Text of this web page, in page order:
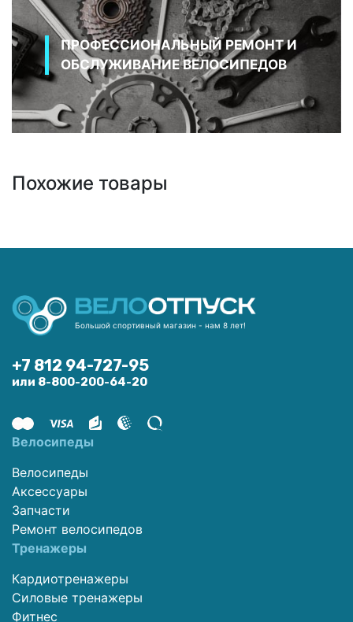
ПРОФЕССИОНАЛЬНЫЙ РЕМОНТ И
ОБСЛУЖИВАНИЕ ВЕЛОСИПЕДОВ
Похожие товары
Большой спортивный магазин - нам 8 лет!
+7 812 94-727-95
или 8-800-200-64-20
Велосипеды
Велосипеды
Аксессуары
Запчасти
Ремонт велосипедов
Тренажеры
Кардиотренажеры
Силовые тренажеры
Фитнес